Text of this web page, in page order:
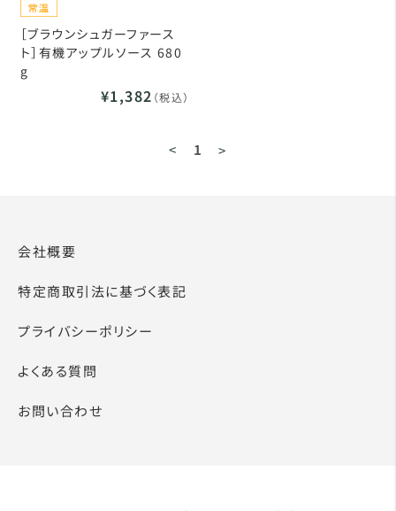
［ブラウンシュガーファース
ト］有機アップルソース 680
g
¥1,382 （税込）
< 1 >
会社概要
特定商取引法に基づく表記
プライバシーポリシー
よくある質問
お問い合わせ